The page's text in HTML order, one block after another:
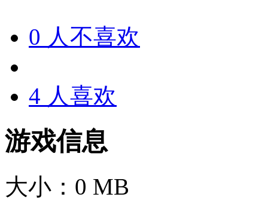
0 人不喜欢
4 人喜欢
游戏信息
大小： 0 MB